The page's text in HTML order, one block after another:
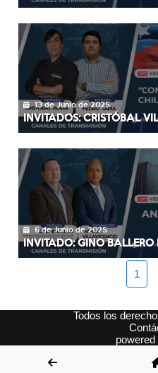
13 de Junio de 2025
INVITADOS: CRISTÓBAL
6 de Junio de 2025
INVITADO: GINO BALLERO
1
Todos los
powered